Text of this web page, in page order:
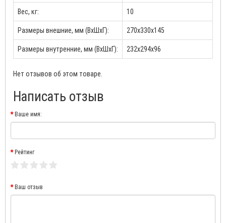
Вес, кг: 10
Размеры внешние, мм (ВхШхГ): 270x330x145
Размеры внутренние, мм (ВхШхГ): 232х294х96
Нет отзывов об этом товаре.
Написать отзыв
Ваше имя:
Рейтинг
Ваш отзыв